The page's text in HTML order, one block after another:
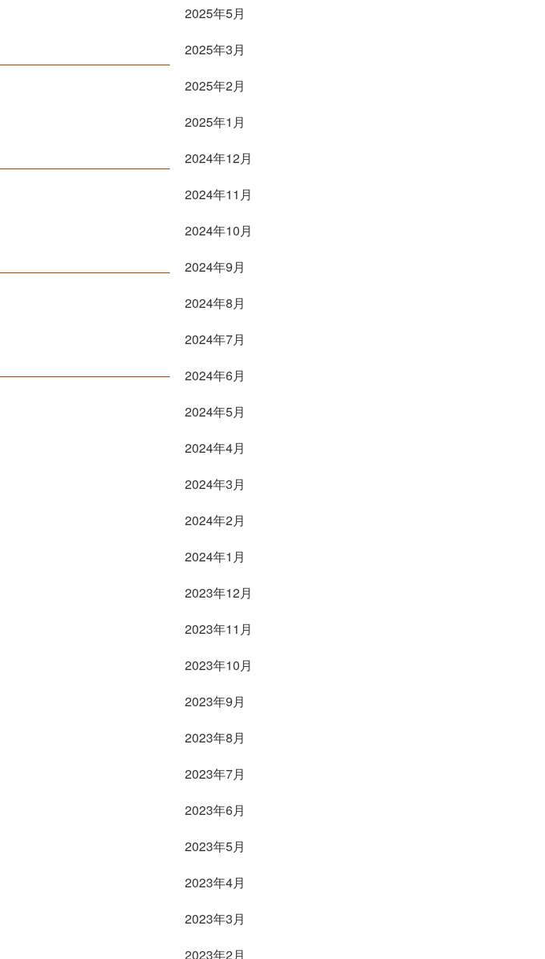
2025年5月
2025年3月
2025年2月
2025年1月
2024年12月
2024年11月
2024年10月
2024年9月
2024年8月
2024年7月
2024年6月
2024年5月
2024年4月
2024年3月
2024年2月
2024年1月
2023年12月
2023年11月
2023年10月
2023年9月
2023年8月
2023年7月
2023年6月
2023年5月
2023年4月
2023年3月
2023年2月